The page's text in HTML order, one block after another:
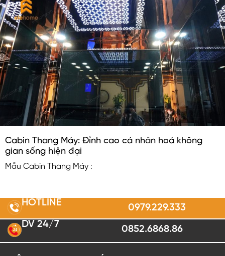
Cabin Thang Máy: Đỉnh cao cá nhân hoá không
gian sống hiện đại
Mẫu Cabin Thang Máy :
HOTLINE 0979.229.333
24
DV 24/7 0852.6868.86